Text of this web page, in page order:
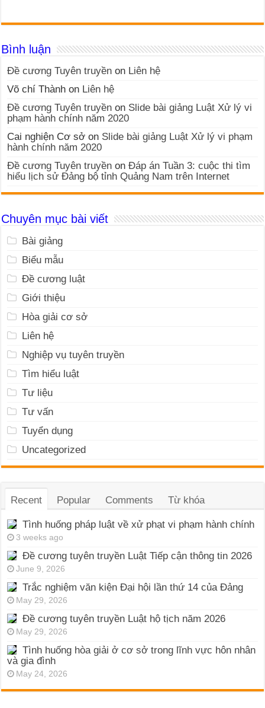
Bình luận
Đề cương Tuyên truyền on Liên hệ
Võ chí Thành on Liên hệ
Đề cương Tuyên truyền on Slide bài giảng Luật Xử lý vi
phạm hành chính năm 2020
Cai nghiện Cơ sở on Slide bài giảng Luật Xử lý vi phạm
hành chính năm 2020
Đề cương Tuyên truyền onĐáp án Tuần 3: cuộc thi tìm
hiểu lịch sử Đảng bộ tỉnh Quảng Nam trên Internet
Chuyên mục bài viết
Bài giảng
Biểu mẫu
Đề cương luật
Giới thiệu
Hòa giải cơ sở
Liên hệ
Nghiệp vụ tuyên truyền
Tìm hiểu luật
Tư liệu
Tư vấn
Tuyển dụng
Uncategorized
Recent Popular Comments Từ khóa
Tình huống pháp luật về xử phạt vi phạm hành chính
3 weeks ago
Đề cương tuyên truyền Luật Tiếp cận thông tin 2026
June 9, 2026
Trắc nghiệm văn kiện Đại hội lần thứ 14 của Đảng
May 29, 2026
Đề cương tuyên truyền Luật hộ tịch năm 2026
May 29, 2026
Tình huống hòa giải ở cơ sở trong lĩnh vực hôn nhân
và gia đình
May 24, 2026